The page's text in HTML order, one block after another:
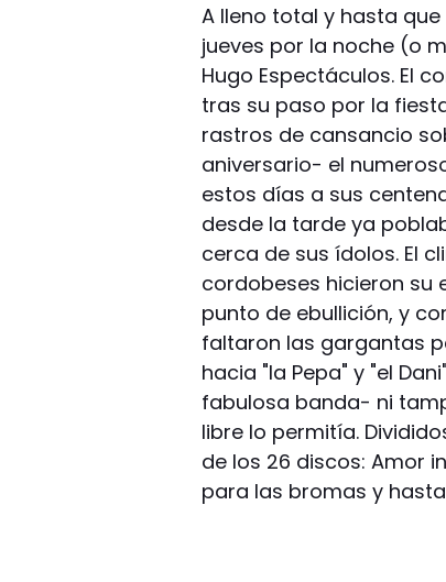
A lleno total y hasta
jueves por la noche (o
Hugo Espectáculos. El
tras su paso por la
rastros de cansancio
aniversario- el
estos días a sus
desde la tarde ya
cerca de sus ídolos. El
cordobeses hicieron su
punto de ebullición, y
faltaron las gargantas
hacia "la Pepa" y "el
fabulosa banda- ni
libre lo permitía.
de los 26 discos: Amor
para las bromas y